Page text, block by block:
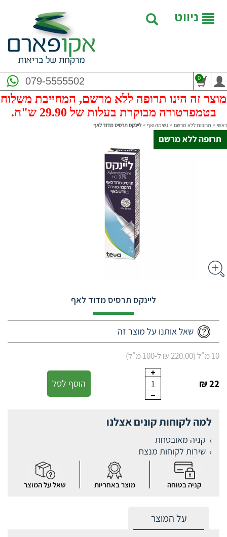
ניווט
079-5555502 0
מוצר זה הינו תרופה ללא מרשם, המחייבת משלוח
בטמפרטורה מבוקרת בעלות של 29.90 ש"ח.
ראשי > תרופות ללא מרשם > נשימה ואף > ליינקס תרסיס מדוד לאף
ליינקס תרסיס מדוד לאף
שאל אותנו על מוצר זה
10 מ"ל (220.00 ₪ ל-100 מ"ל)
22 ₪
1 הוסף לסל
למה לקוחות קונים אצלנו
קניה מאובטחת
שירות לקוחות מנצח
קניה בטוחה מוצר באחריות שאל על המוצר
על המוצר